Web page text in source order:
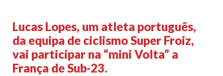
Lucas Lopes, um atleta português,
da equipa de ciclismo Super Froiz,
vai participar na “mini Volta” a
França de Sub-23.